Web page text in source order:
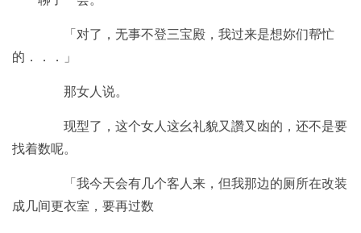
「对了，无事不登三宝殿，我过来是想妳们帮忙
的．．．」
那女人说。
现型了，这个女人这幺礼貌又讚又凼的，还不是要
找着数呢。
「我今天会有几个客人来，但我那边的厕所在改装
成几间更衣室，要再过数